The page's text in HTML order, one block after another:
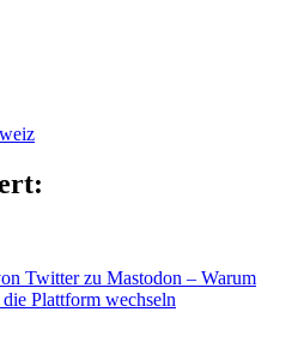
Twitter zu Mastodon – Warum
Plattform wechseln